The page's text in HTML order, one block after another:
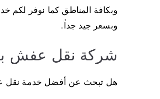
وبكافة المناطق كما نوفر لكم
وبسعر جيد جداً.
شركة نقل عفش
هل تبحث عن أفضل خدمة نقل